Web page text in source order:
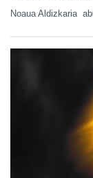
Noaua Aldizkaria